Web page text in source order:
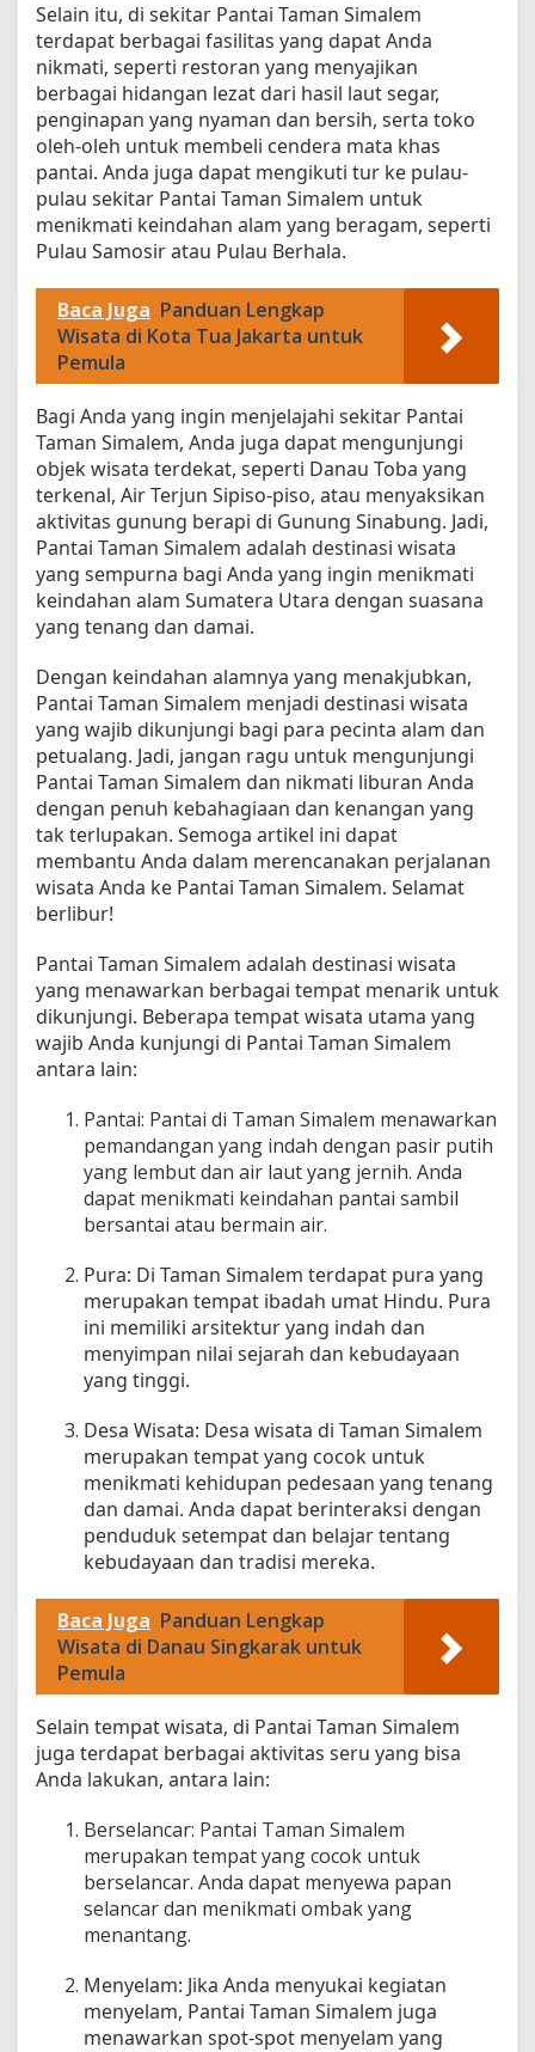
Selain itu, di sekitar Pantai Taman Simalem
terdapat berbagai fasilitas yang dapat Anda
nikmati, seperti restoran yang menyajikan
berbagai hidangan lezat dari hasil laut segar,
penginapan yang nyaman dan bersih, serta toko
oleh-oleh untuk membeli cendera mata khas
pantai. Anda juga dapat mengikuti tur ke pulau-
pulau sekitar Pantai Taman Simalem untuk
menikmati keindahan alam yang beragam, seperti
Pulau Samosir atau Pulau Berhala.
Baca Juga Panduan Lengkap
Wisata di Kota Tua Jakarta untuk
Pemula
Bagi Anda yang ingin menjelajahi sekitar Pantai
Taman Simalem, Anda juga dapat mengunjungi
objek wisata terdekat, seperti Danau Toba yang
terkenal, Air Terjun Sipiso-piso, atau menyaksikan
aktivitas gunung berapi di Gunung Sinabung. Jadi,
Pantai Taman Simalem adalah destinasi wisata
yang sempurna bagi Anda yang ingin menikmati
keindahan alam Sumatera Utara dengan suasana
yang tenang dan damai.
Dengan keindahan alamnya yang menakjubkan,
Pantai Taman Simalem menjadi destinasi wisata
yang wajib dikunjungi bagi para pecinta alam dan
petualang. Jadi, jangan ragu untuk mengunjungi
Pantai Taman Simalem dan nikmati liburan Anda
dengan penuh kebahagiaan dan kenangan yang
tak terlupakan. Semoga artikel ini dapat
membantu Anda dalam merencanakan perjalanan
wisata Anda ke Pantai Taman Simalem. Selamat
berlibur!
Pantai Taman Simalem adalah destinasi wisata
yang menawarkan berbagai tempat menarik untuk
dikunjungi. Beberapa tempat wisata utama yang
wajib Anda kunjungi di Pantai Taman Simalem
antara lain:
Pantai: Pantai di Taman Simalem menawarkan
pemandangan yang indah dengan pasir putih
yang lembut dan air laut yang jernih. Anda
dapat menikmati keindahan pantai sambil
bersantai atau bermain air.
Pura: Di Taman Simalem terdapat pura yang
merupakan tempat ibadah umat Hindu. Pura
ini memiliki arsitektur yang indah dan
menyimpan nilai sejarah dan kebudayaan
yang tinggi.
Desa Wisata: Desa wisata di Taman Simalem
merupakan tempat yang cocok untuk
menikmati kehidupan pedesaan yang tenang
dan damai. Anda dapat berinteraksi dengan
penduduk setempat dan belajar tentang
kebudayaan dan tradisi mereka.
Baca Juga Panduan Lengkap
Wisata di Danau Singkarak untuk
Pemula
Selain tempat wisata, di Pantai Taman Simalem
juga terdapat berbagai aktivitas seru yang bisa
Anda lakukan, antara lain:
Berselancar: Pantai Taman Simalem
merupakan tempat yang cocok untuk
berselancar. Anda dapat menyewa papan
selancar dan menikmati ombak yang
menantang.
Menyelam: Jika Anda menyukai kegiatan
menyelam, Pantai Taman Simalem juga
menawarkan spot-spot menyelam yang